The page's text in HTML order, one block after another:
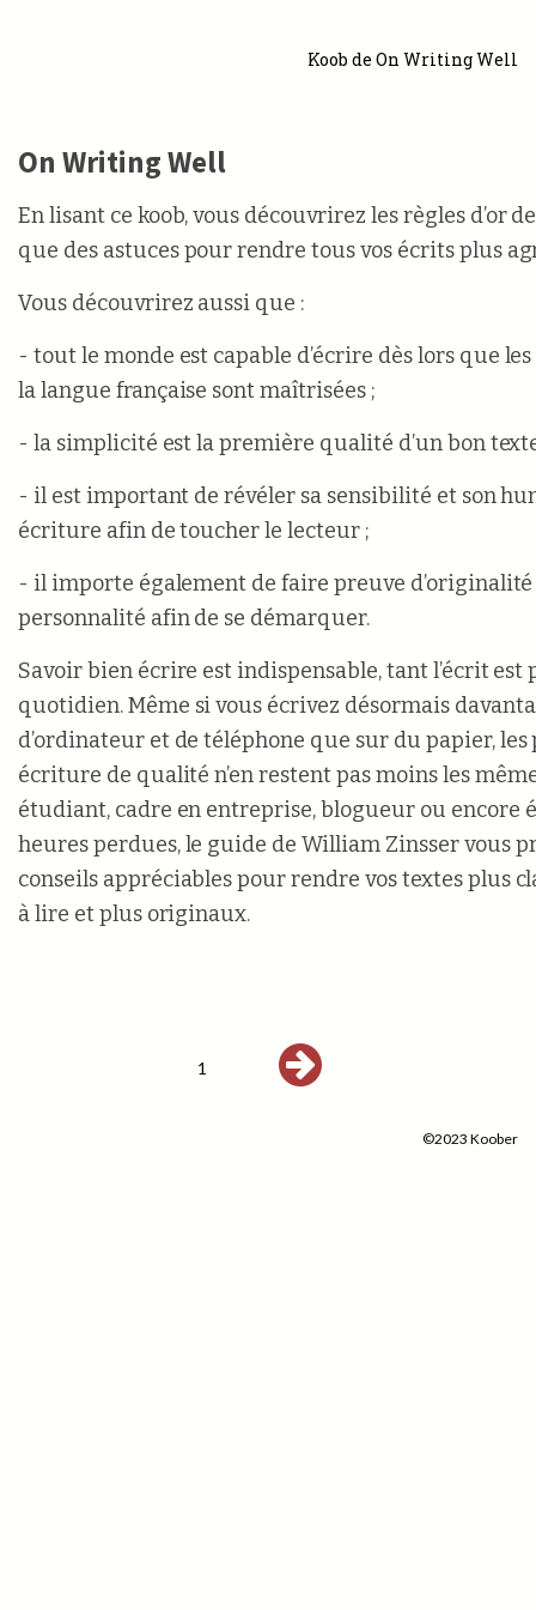
Koob de On Writing Well
On Writing Well
En lisant ce koob, vous découvrirez les règles d’or
que des astuces pour rendre tous vos écrits plus
Vous découvrirez aussi que :
- tout le monde est capable d’écrire dès lors que
la langue française sont maîtrisées ;
- la simplicité est la première qualité d’un bon
- il est important de révéler sa sensibilité et son
écriture afin de toucher le lecteur ;
- il importe également de faire preuve d’originalité
personnalité afin de se démarquer.
Savoir bien écrire est indispensable, tant l’écrit est
quotidien. Même si vous écrivez désormais
d’ordinateur et de téléphone que sur du papier, les
écriture de qualité n’en restent pas moins les
étudiant, cadre en entreprise, blogueur ou encore
heures perdues, le guide de William Zinsser vous
conseils appréciables pour rendre vos textes plus
à lire et plus originaux.
1
©2023 Koober